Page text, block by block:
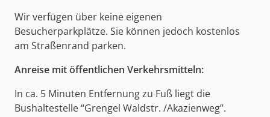
Wir verfügen über keine eigenen
Besucherparkplätze. Sie können jedoch kostenlos
am Straßenrand parken.
Anreise mit öffentlichen Verkehrsmitteln:
In ca. 5 Minuten Entfernung zu Fuß liegt die
Bushaltestelle “Grengel Waldstr. /Akazienweg”.